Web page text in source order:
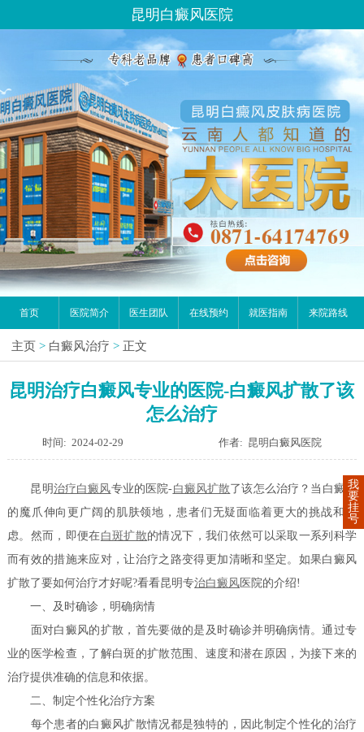
昆明白癜风医院
首页 医院简介 医生团队 在线预约 就医指南 来院路线
主页 > 白癜风治疗 > 正文
昆明治疗白癜风专业的医院-白癜风扩散了该
怎么治疗
时间: 2024-02-29 作者: 昆明白癜风医院
昆明治疗白癜风专业的医院-白癜风扩散了该怎么治疗？当白癜风
的魔爪伸向更广阔的肌肤领地，患者们无疑面临着更大的挑战和焦
虑。然而，即便在白斑扩散的情况下，我们依然可以采取一系列科学
而有效的措施来应对，让治疗之路变得更加清晰和坚定。如果白癜风
扩散了要如何治疗才好呢?看看昆明专治白癜风 医院的介绍!
一、及时确诊，明确病情
面对白癜风的扩散，首先要做的是及时确诊并明确病情。通过专
业的医学检查，了解白斑的扩散范围、速度和潜在原因，为接下来的
治疗提供准确的信息和依据。
二、制定个性化治疗方案
每个患者的白癜风扩散情况都是独特的，因此制定个性化的治疗
我
要
挂
号